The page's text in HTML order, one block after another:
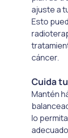
ajuste a
Esto
cáncer.
Cuida
Mantén
lo